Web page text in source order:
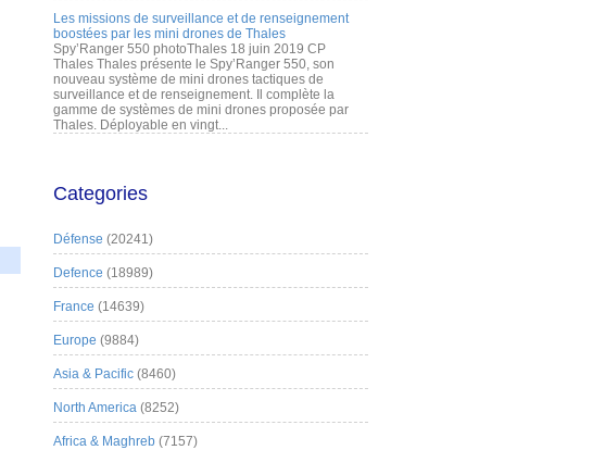
Les missions de surveillance et de renseignement
boostées par les mini drones de Thales
Spy’Ranger 550 photoThales 18 juin 2019 CP
Thales Thales présente le Spy’Ranger 550, son
nouveau système de mini drones tactiques de
surveillance et de renseignement. Il complète la
gamme de systèmes de mini drones proposée par
Thales. Déployable en vingt...
Categories
Défense (20241)
Defence (18989)
France (14639)
Europe (9884)
Asia & Pacific (8460)
North America (8252)
Africa & Maghreb (7157)